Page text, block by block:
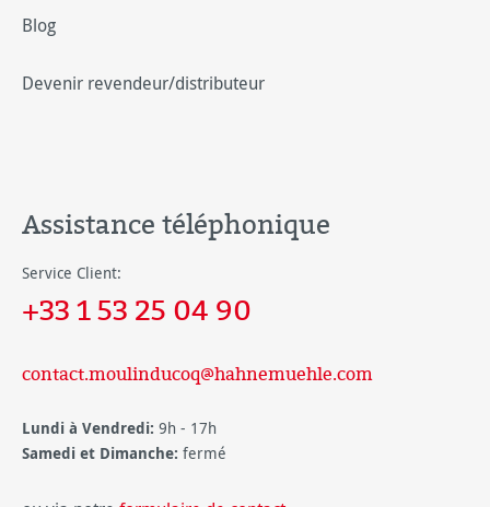
Blog
Devenir revendeur/distributeur
Assistance téléphonique
Service Client:
+33 1 53 25 04 90
contact.moulinducoq@hahnemuehle.com
Lundi à Vendredi: 9h - 17h
Samedi et Dimanche: fermé